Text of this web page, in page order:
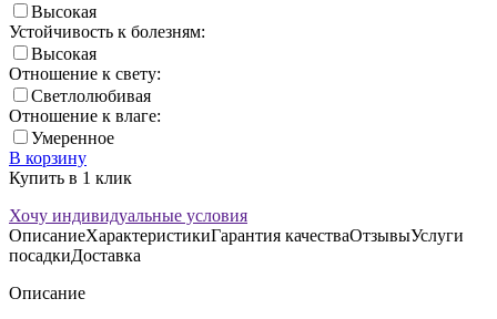
Высокая
Устойчивость к болезням:
Высокая
Отношение к свету:
Светлолюбивая
Отношение к влаге:
Умеренное
В корзину
Купить в 1 клик
Хочу индивидуальные условия
ОписаниеХарактеристикиГарантия качестваОтзывыУслуги
посадкиДоставка
Описание